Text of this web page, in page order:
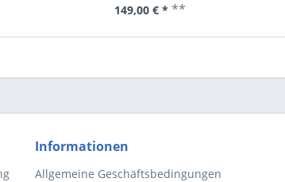
149,00 € * **
Informationen
Allgemeine Geschäftsbedingungen